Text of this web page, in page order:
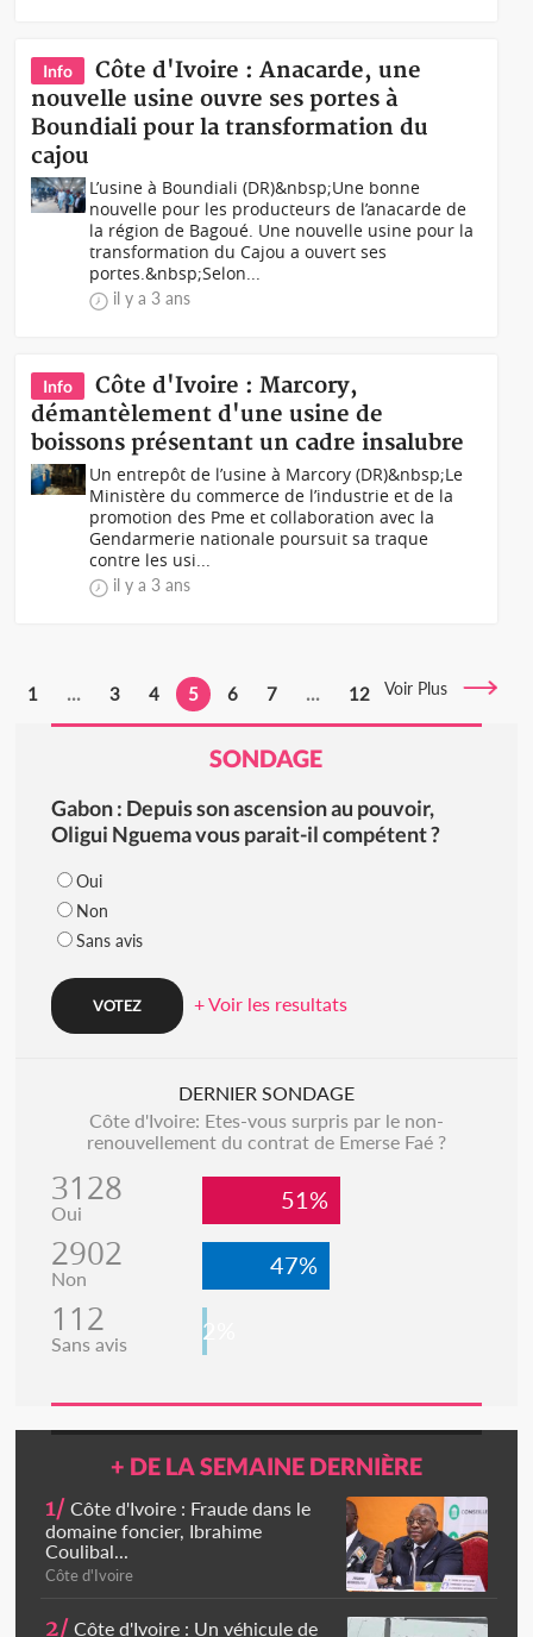
Info
Côte d'Ivoire : Anacarde, une
nouvelle usine ouvre ses portes à
Boundiali pour la transformation du
cajou
L’usine à Boundiali (DR)&nbsp;Une bonne
nouvelle pour les producteurs de l’anacarde de
la région de Bagoué. Une nouvelle usine pour la
transformation du Cajou a ouvert ses
portes.&nbsp;Selon...
il y a 3 ans
Info
Côte d'Ivoire : Marcory,
démantèlement d'une usine de
boissons présentant un cadre insalubre
Un entrepôt de l’usine à Marcory (DR)&nbsp;Le
Ministère du commerce de l’industrie et de la
promotion des Pme et collaboration avec la
Gendarmerie nationale poursuit sa traque
contre les usi...
il y a 3 ans
1 ... 3 4 5 6 7 ... 12 Voir Plus
SONDAGE
Gabon : Depuis son ascension au pouvoir,
Oligui Nguema vous parait-il compétent ?
Oui
Non
Sans avis
+ Voir les resultats
DERNIER SONDAGE
Côte d'Ivoire: Etes-vous surpris par le non-
renouvellement du contrat de Emerse Faé ?
3128
Oui 51%
2902
Non 47%
112
Sans avis 2%
+ DE LA SEMAINE DERNIÈRE
1/ Côte d'Ivoire : Fraude dans le
domaine foncier, Ibrahime
Coulibal...
Côte d'Ivoire
2/ Côte d'Ivoire : Un véhicule de